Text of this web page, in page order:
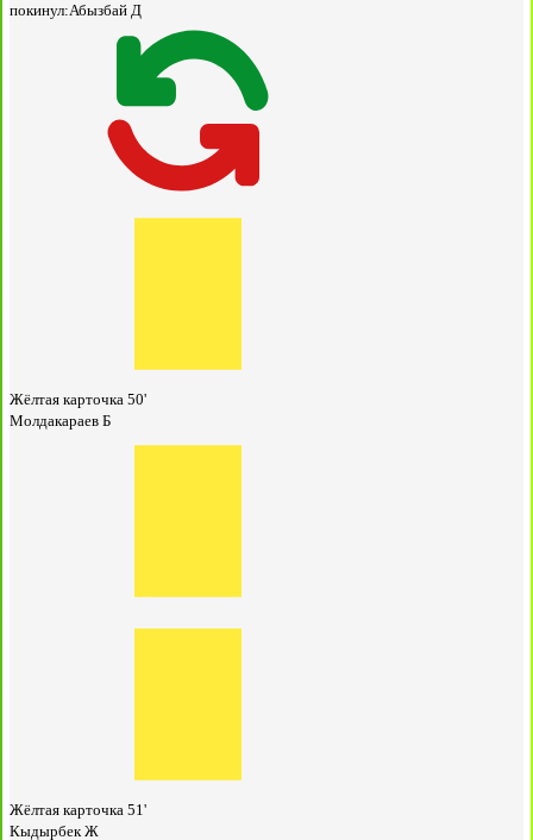
покинул:Абызбай Д
Жёлтая карточка 50'
Молдакараев Б
Жёлтая карточка 51'
Кыдырбек Ж